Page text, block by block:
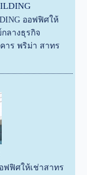
ออฟฟิศให้
ลางธุรกิจ
าร พริม่า สาทร
ฟฟิศให้เช่าสาทร